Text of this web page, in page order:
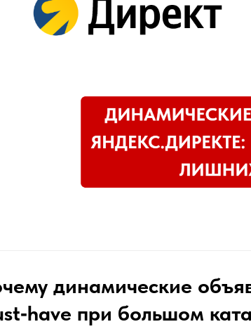
динамические
при большом